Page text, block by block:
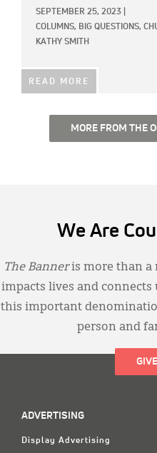
SEPTEMBER 25, 2023
COLUMNS, BIG QUESTIONS,
KATHY SMITH
READ MORE
MORE FROM THE
We Are
The Banneris more than a
impacts lives and
this important
person and
ADVERTISING
Display Advertising